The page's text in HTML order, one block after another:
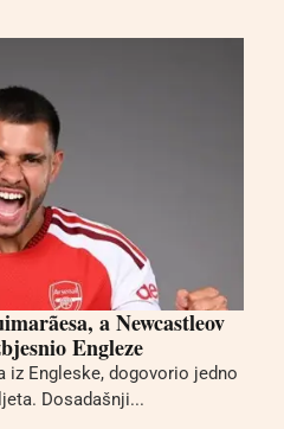
a Newcastleov
Engleze
iz Engleske, dogovorio jedno
Dosadašnji...